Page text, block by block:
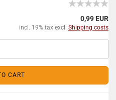
0,99 EUR
incl. 19% tax excl. Shipping costs
CART